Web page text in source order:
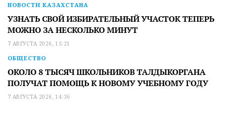
НОВОСТИ КАЗАХСТАНА
УЗНАТЬ СВОЙ ИЗБИРАТЕЛЬНЫЙ УЧАСТОК ТЕПЕРЬ
МОЖНО ЗА НЕСКОЛЬКО МИНУТ
7 АВГУСТА 2026, 15:21
ОБЩЕСТВО
ОКОЛО 8 ТЫСЯЧ ШКОЛЬНИКОВ ТАЛДЫКОРГАНА
ПОЛУЧАТ ПОМОЩЬ К НОВОМУ УЧЕБНОМУ ГОДУ
7 АВГУСТА 2026, 14:36